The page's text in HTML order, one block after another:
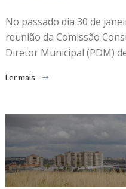
No passado dia 30 de
reunião da Comissão
Diretor Municipal (PDM)
Ler mais